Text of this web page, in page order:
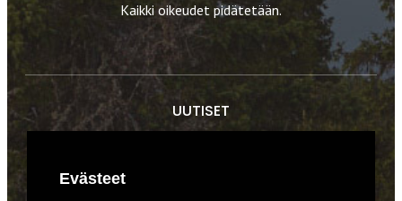
Kaikki oikeudet pidätetään.
UUTISET
Evästeet